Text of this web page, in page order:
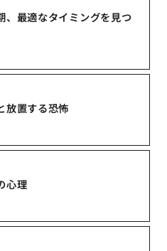
、最適なタイミングを見つ
放置する恐怖
心理